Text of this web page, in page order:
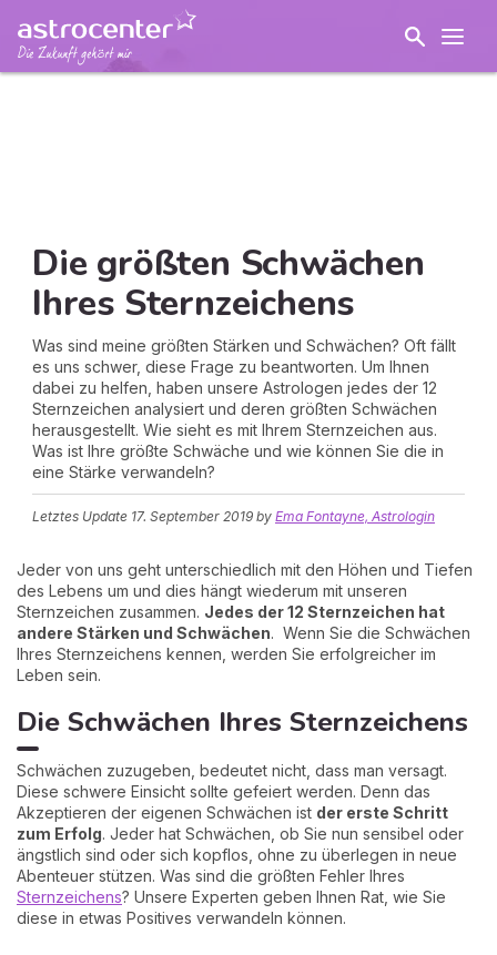
Die größten Schwächen
Ihres Sternzeichens
Was sind meine größten Stärken und Schwächen? Oft fällt
es uns schwer, diese Frage zu beantworten. Um Ihnen
dabei zu helfen, haben unsere Astrologen jedes der 12
Sternzeichen analysiert und deren größten Schwächen
herausgestellt. Wie sieht es mit Ihrem Sternzeichen aus.
Was ist Ihre größte Schwäche und wie können Sie die in
eine Stärke verwandeln?
Letztes Update 17. September 2019 by Ema Fontayne, Astrologin
Jeder von uns geht unterschiedlich mit den Höhen und Tiefen
des Lebens um und dies hängt wiederum mit unseren
Sternzeichen zusammen. Jedes der 12 Sternzeichen hat
andere Stärken und Schwächen. Wenn Sie die Schwächen
Ihres Sternzeichens kennen, werden Sie erfolgreicher im
Leben sein.
Die Schwächen Ihres Sternzeichens
Schwächen zuzugeben, bedeutet nicht, dass man versagt.
Diese schwere Einsicht sollte gefeiert werden. Denn das
Akzeptieren der eigenen Schwächen ist der erste Schritt
zum Erfolg. Jeder hat Schwächen, ob Sie nun sensibel oder
ängstlich sind oder sich kopflos, ohne zu überlegen in neue
Abenteuer stützen. Was sind die größten Fehler Ihres
Sternzeichens? Unsere Experten geben Ihnen Rat, wie Sie
diese in etwas Positives verwandeln können.